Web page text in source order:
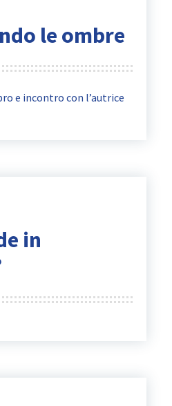
le ombre
e incontro con l’autrice
in